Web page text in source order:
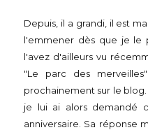
Depuis, il a grandi, il est
l'emmener dès que je le
l'avez d'ailleurs vu
"Le parc des
prochainement sur le
je lui ai alors demandé
anniversaire. Sa réponse